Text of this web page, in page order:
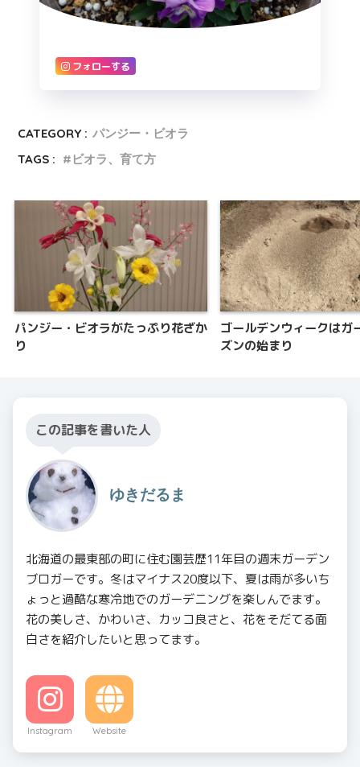
フォローする
CATEGORY : パンジー・ビオラ
TAGS :
ビオラ、育て方
パンジー・ビオラがたっぷり花ざか
り
ゴールデンウィークはガ
ズンの始まり
この記事を書いた人
ゆきだるま
北海道の最東部の町に住む園芸歴11年目の週末ガーデン
ブロガーです。冬はマイナス20度以下、夏は雨が多いち
ょっと過酷な寒冷地でのガーデニングを楽しんでます。
花の美しさ、かわいさ、カッコ良さと、花をそだてる面
白さを紹介したいと思ってます。
Instagram Website